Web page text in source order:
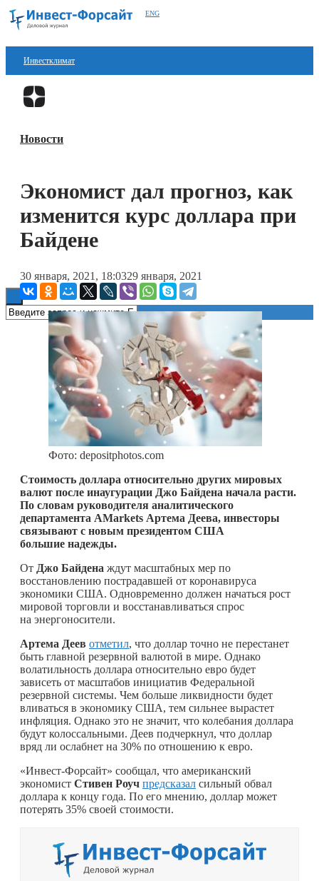
ENG
Инвестклимат
Финансы
Блокчейн
ESG
Новости
Экономист дал прогноз, как
изменится курс доллара при
Байдене
30 января, 2021, 18:0329 января, 2021
Фото: depositphotos.com
Стоимость доллара относительно других мировых
валют после инаугурации Джо Байдена начала расти.
По словам руководителя аналитического
департамента AMarkets Артема Деева, инвесторы
связывают с новым президентом США
большие надежды.
От Джо Байдена ждут масштабных мер по
восстановлению пострадавшей от коронавируса
экономики США. Одновременно должен начаться рост
мировой торговли и восстанавливаться спрос
на энергоносители.
Артема Деев отметил, что доллар точно не перестанет
быть главной резервной валютой в мире. Однако
волатильность доллара относительно евро будет
зависеть от масштабов инициатив Федеральной
резервной системы. Чем больше ликвидности будет
вливаться в экономику США, тем сильнее вырастет
инфляция. Однако это не значит, что колебания доллара
будут колоссальными. Деев подчеркнул, что доллар
вряд ли ослабнет на 30% по отношению к евро.
«Инвест-Форсайт» сообщал, что американский
экономист Стивен Роуч предсказал сильный обвал
доллара к концу года. По его мнению, доллар может
потерять 35% своей стоимости.